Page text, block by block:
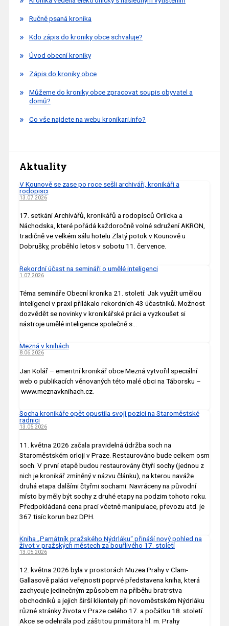
Ručně psaná kronika
Kdo zápis do kroniky obce schvaluje?
Úvod obecní kroniky
Zápis do kroniky obce
Můžeme do kroniky obce zpracovat soupis obyvatel a
domů?
Co vše najdete na webu kronikari.info?
Aktuality
V Kounově se zase po roce sešli archiváři, kronikáři a
rodopisci
13.07.2026
17. setkání Archivářů, kronikářů a rodopisců Orlicka a
Náchodska, které pořádá každoročně volné sdružení AKRON,
tradičně ve velkém sálu hotelu Zlatý potok v Kounově u
Dobrušky, proběhlo letos v sobotu 11. července.
Rekordní účast na semináři o umělé inteligenci
1.07.2026
Téma semináře Obecní kronika 21. století: Jak využít umělou
inteligenci v praxi přilákalo rekordních 43 účastníků. Možnost
dozvědět se novinky v kronikářské práci a vyzkoušet si
nástroje umělé inteligence společně s…
Mezná v knihách
8.06.2026
Jan Kolář – emeritní kronikář obce Mezná vytvořil speciální
web o publikacích věnovaných této malé obci na Táborsku –
www.meznavknihach.cz.
Socha kronikáře opět opustila svoji pozici na Staroměstské
radnici
13.05.2026
11. května 2026 začala pravidelná údržba soch na
Staroměstském orloji v Praze. Restaurováno bude celkem osm
soch. V první etapě budou restaurovány čtyři sochy (jednou z
nich je kronikář zmíněný v názvu článku), na kterou naváže
druhá etapa dalšími čtyřmi sochami. Navráceny na původní
místo by měly být sochy z druhé etapy na podzim tohoto roku.
Předpokládaná cena prací včetně manipulace, převozu atd. je
367 tisíc korun bez DPH.
Kniha „Památník pražského Nýdrláku“ přináší nový pohled na
život v pražských městech za bouřlivého 17. století
13.05.2026
12. května 2026 byla v prostorách Muzea Prahy v Clam-
Gallasově paláci veřejnosti poprvé představena kniha, která
zachycuje jedinečným způsobem na příběhu bratrstva
obchodníků a jejich širší klientely při novoměstském Nýdrláku
různé stránky života v Praze celého 17. a počátku 18. století.
Akce se odehrála pod záštitou primátora hl. m. Prahy